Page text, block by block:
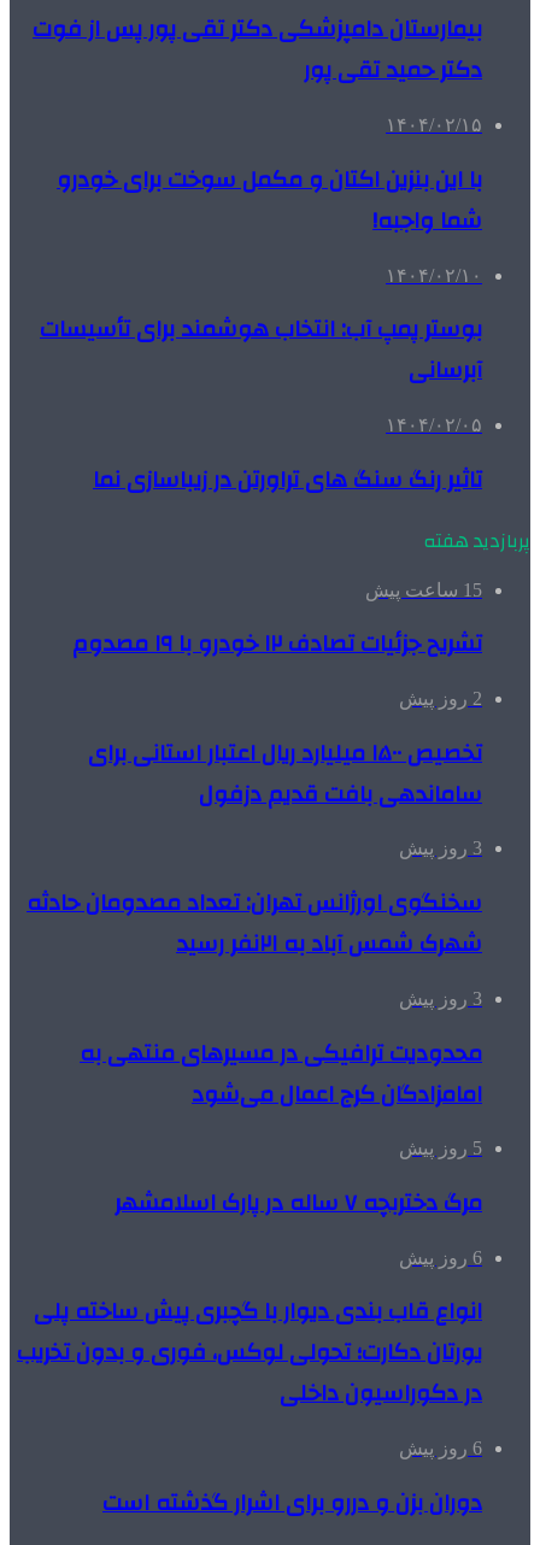
بیمارستان دامپزشکی دکتر تقی پور پس از فوت
دکتر حمید تقی پور
۱۴۰۴/۰۲/۱۵
با این بنزین اکتان و مکمل سوخت برای خودرو
شما واجبه!
۱۴۰۴/۰۲/۱۰
بوستر پمپ آب: انتخاب هوشمند برای تأسیسات
آبرسانی
۱۴۰۴/۰۲/۰۵
تاثیر رنگ سنگ های تراورتن در زیباسازی نما
پربازدید هفته
15 ساعت پیش
تشریح جزئیات تصادف ۱۲ خودرو با ۱۹ مصدوم
2 روز پیش
تخصیص ۱۵۰۰ میلیارد ریال اعتبار استانی برای
ساماندهی بافت قدیم دزفول
3 روز پیش
سخنگوی اورژانس تهران: تعداد مصدومان حادثه
شهرک شمس آباد به ۲۱نفر رسید
3 روز پیش
محدودیت ترافیکی در مسیرهای منتهی به
امامزادگان کرج اعمال می‌شود
5 روز پیش
مرگ دختربچه ۷ ساله در پارک اسلامشهر
6 روز پیش
انواع قاب بندی دیوار با گچبری پیش ساخته پلی
یورتان دکارت؛ تحولی لوکس، فوری و بدون تخریب
در دکوراسیون داخلی
6 روز پیش
دوران بزن و دررو برای اشرار گذشته است